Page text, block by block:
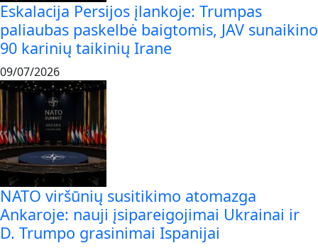
Eskalacija Persijos įlankoje: Trumpas
paliaubas paskelbė baigtomis, JAV sunaikino
90 karinių taikinių Irane
09/07/2026
NATO viršūnių susitikimo atomazga
Ankaroje: nauji įsipareigojimai Ukrainai ir
D. Trumpo grasinimai Ispanijai